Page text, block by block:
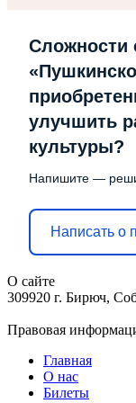
Сложности
улучшить
культуры?
Напишите —
Написать о
О сайте
309920 г. Бирюч,
Правовая
Главная
О нас
Билеты